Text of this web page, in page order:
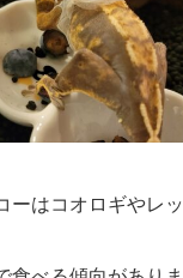
ーはコオロギやレ